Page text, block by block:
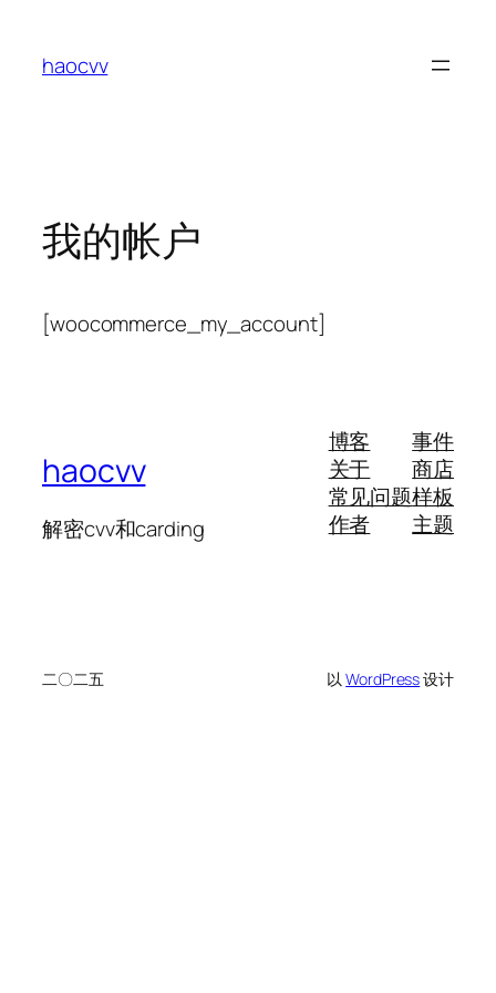
haocvv
我的帐户
[woocommerce_my_account]
haocvv
解密cvv和carding
博客
关于
常见问题
作者
事件
商店
样板
主题
二〇二五 以WordPress设计